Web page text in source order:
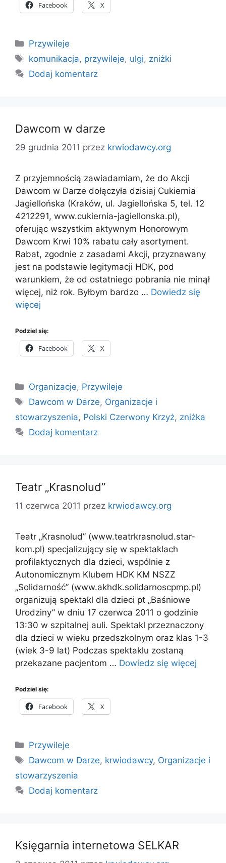
Facebook X
Kategorie
Przywileje
Tagi
komunikacja, przywileje, ulgi, zniżki
Dodaj komentarz
Dawcom w darze
29 grudnia 2011 przez krwiodawcy.org
Z przyjemnością zawiadamiam, że do Akcji
Dawcom w Darze dołączyła dzisiaj Cukiernia
Jagiellońska (Kraków, ul. Jagiellońska 5, tel. 12
4212291, www.cukiernia-jagiellonska.pl),
oferując wszystkim aktywnym Honorowym
Dawcom Krwi 10% rabatu cały asortyment.
Rabat, zgodnie z zasadami Akcji, przyznawany
jest na podstawie legitymacji HDK, pod
warunkiem, że od ostatniego pobrania nie minął
więcej, niż rok. Byłbym bardzo … Dowiedz się
więcej
Podziel się:
Facebook X
Kategorie
Organizacje, Przywileje
Tagi
Dawcom w Darze, Organizacje i
stowarzyszenia, Polski Czerwony Krzyż, zniżka
Dodaj komentarz
Teatr „Krasnolud”
11 czerwca 2011 przez krwiodawcy.org
Teatr „Krasnolud” (www.teatrkrasnolud.star-
kom.pl) specjalizujący się w spektaklach
profilaktycznych dla dzieci, wspólnie z
Autonomicznym Klubem HDK KM NSZZ
„Solidarność” (www.akhdk.solidarnoscpmp.pl)
organizują spektakl dla dzieci pt „Baśniowe
Urodziny” w dniu 17 czerwca 2011 o godzinie
13:30 w szpitalnej auli. Spektakl przeznaczony
dla dzieci w wieku przedszkolnym oraz klas 1-3
(wiek 3-9 lat) Podczas spektaklu zostaną
przekazane pacjentom … Dowiedz się więcej
Podziel się:
Facebook X
Kategorie
Przywileje
Tagi
Dawcom w Darze, krwiodawcy, Organizacje i
stowarzyszenia
Dodaj komentarz
Księgarnia internetowa SELKAR